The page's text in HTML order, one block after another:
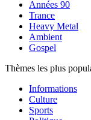
Années 90
Trance
Heavy Metal
Ambient
Gospel
Thèmes les plus
Informations
Culture
Sports